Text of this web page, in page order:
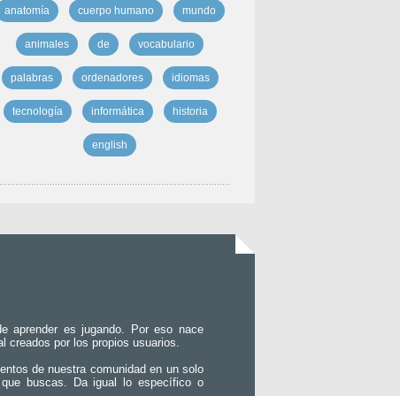
anatomía cuerpo humano mundo
animales de vocabulario
palabras ordenadores idiomas
tecnología informática historia
english
aprender es jugando. Por eso nace
creados por los propios usuarios.
de nuestra comunidad en un solo
buscas. Da igual lo específico o